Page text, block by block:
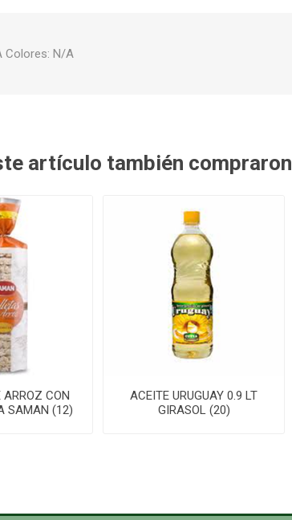
Colores: N/A
artículo también compraron
ARROZ CON
SAMAN (12)
ACEITE URUGUAY 0.9 LT
GIRASOL (20)